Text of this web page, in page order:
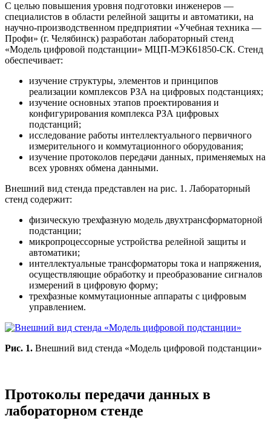
С целью повышения уровня подготовки инженеров —
специалистов в области релейной защиты и автоматики, на
научно-производственном предприятии «Учебная техника —
Профи» (г. Челябинск) разработан лабораторный стенд
«Модель цифровой подстанции» МЦП-МЭК61850-СК. Стенд
обеспечивает:
изучение структуры, элементов и принципов
реализации комплексов РЗА на цифровых подстанциях;
изучение основных этапов проектирования и
конфигурирования комплекса РЗА цифровых
подстанций;
исследование работы интеллектуального первичного
измерительного и коммутационного оборудования;
изучение протоколов передачи данных, применяемых на
всех уровнях обмена данными.
Внешний вид стенда представлен на рис. 1. Лабораторный
стенд содержит:
физическую трехфазную модель двухтрансформаторной
подстанции;
микропроцессорные устройства релейной защиты и
автоматики;
интеллектуальные трансформаторы тока и напряжения,
осуществляющие обработку и преобразование сигналов
измерений в цифровую форму;
трехфазные коммутационные аппараты с цифровым
управлением.
Рис. 1. Внешний вид стенда «Модель цифровой подстанции»
Протоколы передачи данных в
лабораторном стенде